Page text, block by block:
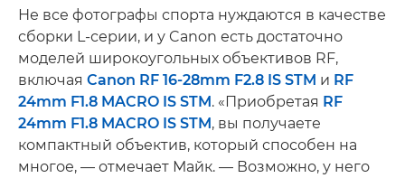
Не все фотографы спорта нуждаются в качестве
сборки L-серии, и у Canon есть достаточно
моделей широкоугольных объективов RF,
включая Canon RF 16-28mm F2.8 IS STM и RF
24mm F1.8 MACRO IS STM. «Приобретая RF
24mm F1.8 MACRO IS STM, вы получаете
компактный объектив, который способен на
многое, — отмечает Майк. — Возможно, у него